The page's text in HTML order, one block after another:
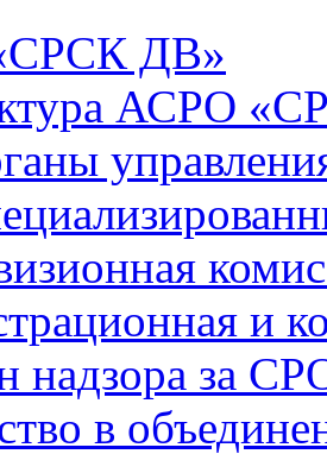
ДВ»
АСРО
и
надзора за
в